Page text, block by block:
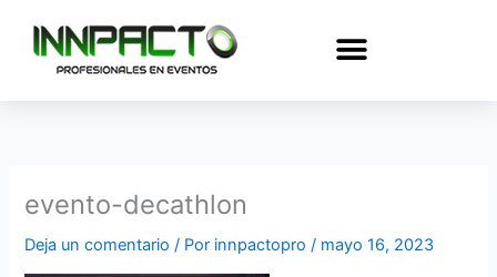
contenido
evento-decathlon
Deja un comentario / Por innpactopro/ mayo 16, 2023